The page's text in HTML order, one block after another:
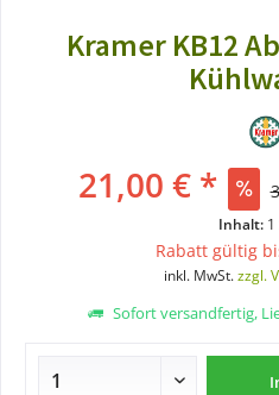
Kramer KB12
21,00 € *
Inhalt: 1
Rabatt gültig
inkl. MwSt.zzgl.
Sofort versandfertig,